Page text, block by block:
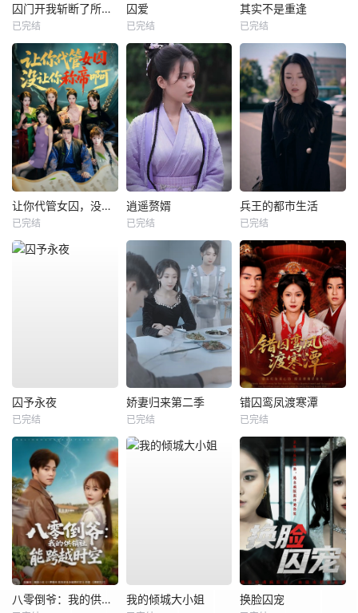
囚门开我斩断了所有阴谋
已完结
囚爱
已完结
其实不是重逢
已完结
让你代管女囚，没让你称帝啊
已完结
逍遥赘婿
已完结
兵王的都市生活
已完结
囚予永夜
已完结
娇妻归来第二季
已完结
错囚鸾凤渡寒潭
已完结
八零倒爷：我的供销社能跨时空 我的倾城大小姐 换脸囚宠